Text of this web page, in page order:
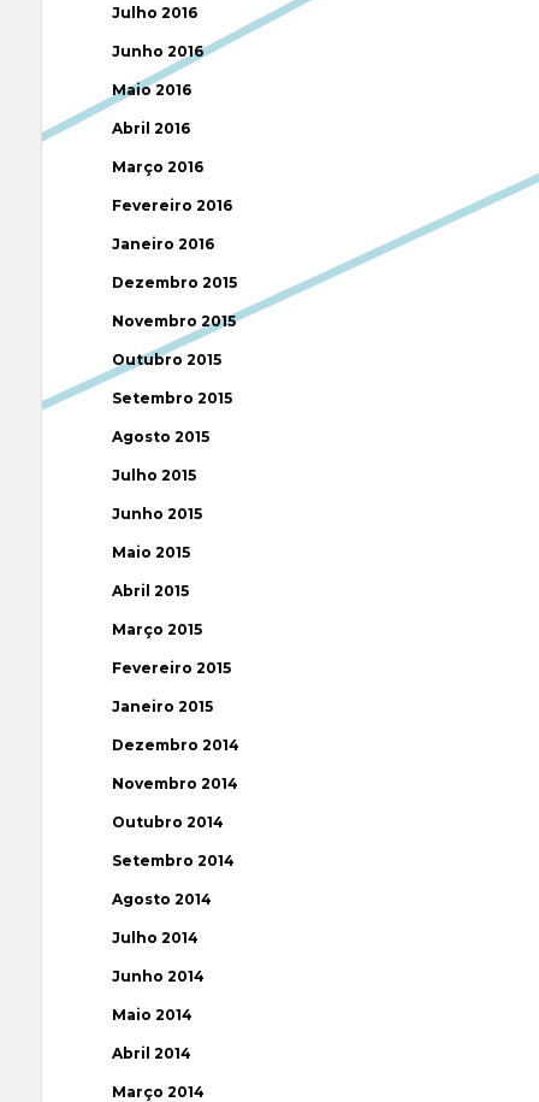
Julho 2016
Junho 2016
Maio 2016
Abril 2016
Março 2016
Fevereiro 2016
Janeiro 2016
Dezembro 2015
Novembro 2015
Outubro 2015
Setembro 2015
Agosto 2015
Julho 2015
Junho 2015
Maio 2015
Abril 2015
Março 2015
Fevereiro 2015
Janeiro 2015
Dezembro 2014
Novembro 2014
Outubro 2014
Setembro 2014
Agosto 2014
Julho 2014
Junho 2014
Maio 2014
Abril 2014
Março 2014